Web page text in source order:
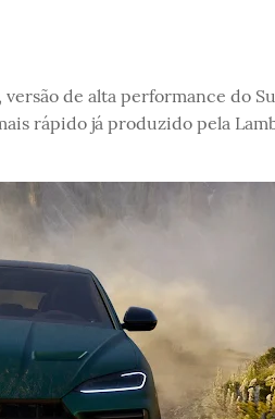
de alta performance do
rápido já produzido pela